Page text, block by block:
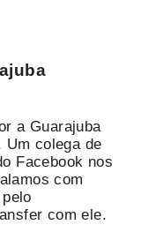
a Guarajuba
Um colega de
Facebook nos
com
com ele.